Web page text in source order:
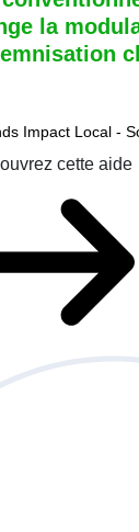
la
Impact Local -
cette aide